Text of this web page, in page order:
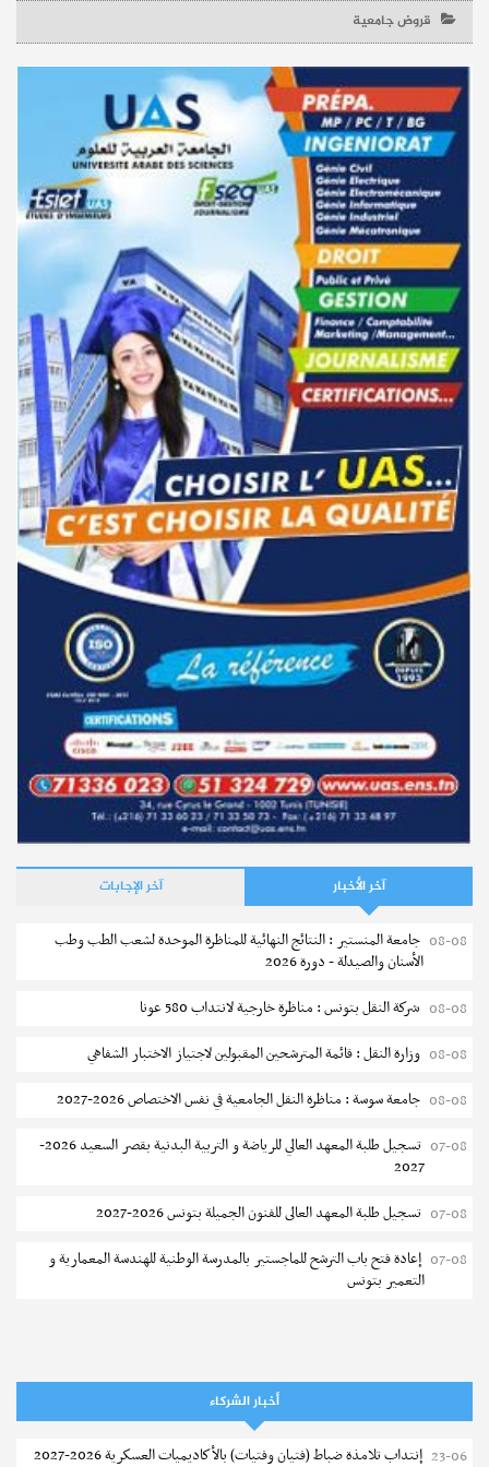
قروض جامعية
آخر الأخبار آخر الإجابات
08-08 جامعة المنستير : النتائج النهائية للمناظرة الموحدة لشعب الطب وطب
الأسنان والصيدلة - دورة 2026
08-08 شركة النقل بتونس : مناظرة خارجية لانتداب 580 عونا
08-08 وزارة النقل : قائمة المترشحين المقبولين لاجتياز الاختبار الشفاهي
08-08 جامعة سوسة : مناظرة النقل الجامعية في نفس الاختصاص 2026-2027
07-08
تسجيل طلبة المعهد العالي للرياضة و التربية البدنية بقصر السعيد 2026-
2027
07-08 تسجيل طلبة المعهد العالى للفنون الجميلة بتونس 2026-2027
07-08 إعادة فتح باب الترشح للماجستير بالمدرسة الوطنية للهندسة المعمارية و
التعمير بتونس
المعهد العالي للعلوم التطبيقية والتكنولوجيا بالقيروان : الترشح للماجستير
2026-2027
أخبار الشركاء
23-06 إنتداب تلامذة ضباط (فتيان وفتيات) بالأكاديميات العسكرية 2026-2027